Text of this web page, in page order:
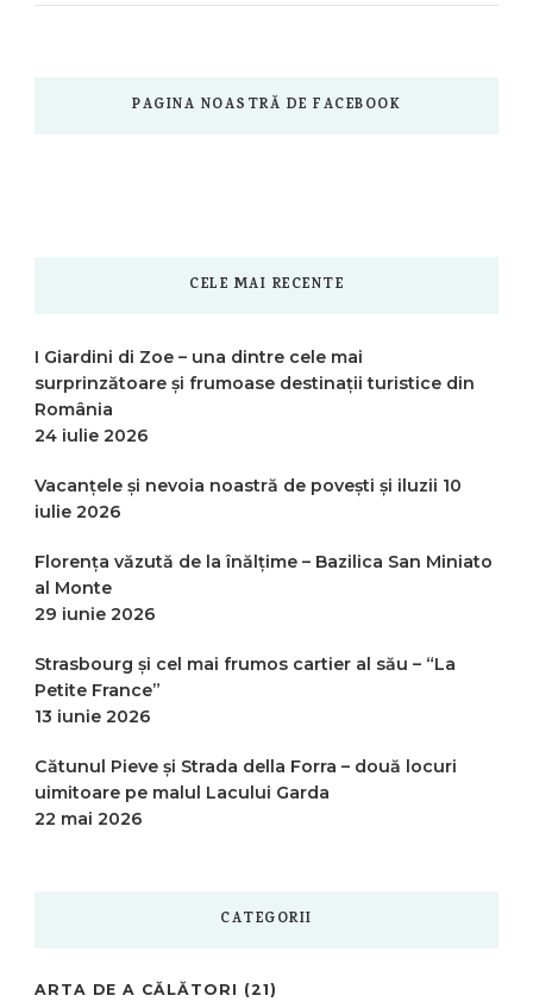
PAGINA NOASTRĂ DE FACEBOOK
CELE MAI RECENTE
I Giardini di Zoe – una dintre cele mai
surprinzătoare și frumoase destinații turistice din
România
24 iulie 2026
Vacanțele și nevoia noastră de povești și iluzii 10
iulie 2026
Florența văzută de la înălțime – Bazilica San Miniato
al Monte
29 iunie 2026
Strasbourg și cel mai frumos cartier al său – “La
Petite France”
13 iunie 2026
Cătunul Pieve și Strada della Forra – două locuri
uimitoare pe malul Lacului Garda
22 mai 2026
CATEGORII
ARTA DE A CĂLĂTORI (21)